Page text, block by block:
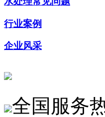
行业案例
企业风采
全国服务